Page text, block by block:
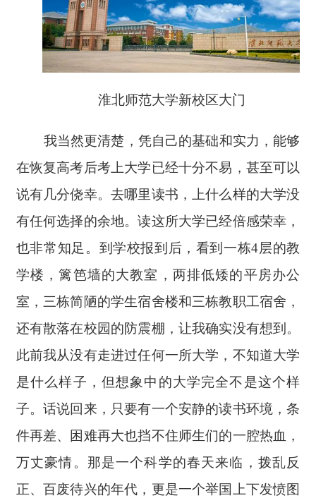
淮北师范大学新校区大门
我当然更清楚，凭自己的基础和实力，能够
在恢复高考后考上大学已经十分不易，甚至可以
说有几分侥幸。去哪里读书，上什么样的大学没
有任何选择的余地。读这所大学已经倍感荣幸，
也非常知足。到学校报到后，看到一栋4层的教
学楼，篱笆墙的大教室，两排低矮的平房办公
室，三栋简陋的学生宿舍楼和三栋教职工宿舍，
还有散落在校园的防震棚，让我确实没有想到。
此前我从没有走进过任何一所大学，不知道大学
是什么样子，但想象中的大学完全不是这个样
子。话说回来，只要有一个安静的读书环境，条
件再差、困难再大也挡不住师生们的一腔热血，
万丈豪情。那是一个科学的春天来临，拨乱反
正、百废待兴的年代，更是一个举国上下发愤图